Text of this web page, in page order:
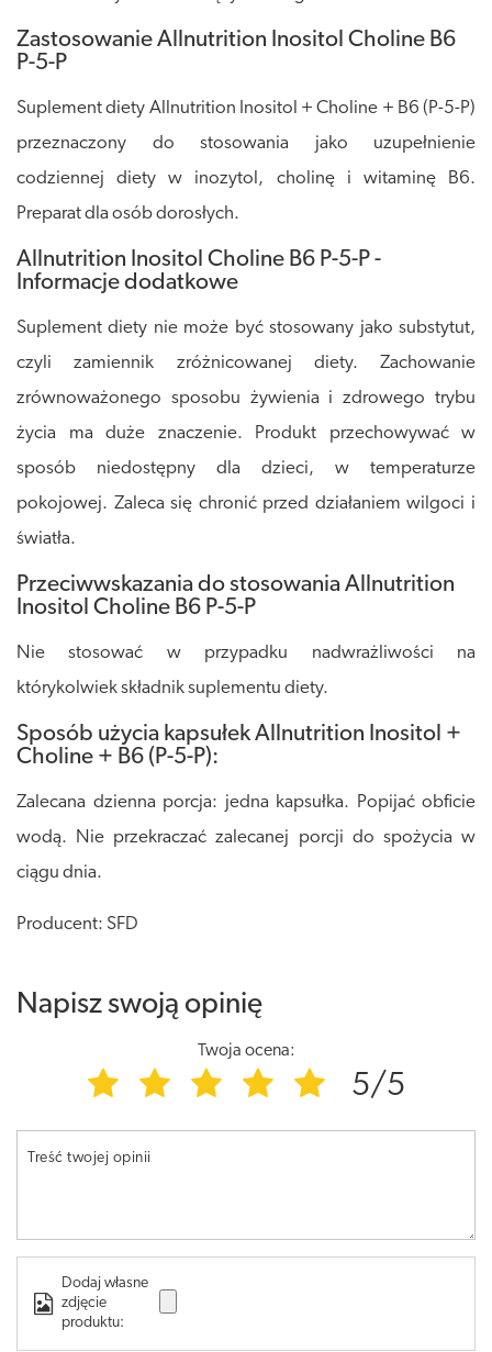
Zastosowanie Allnutrition Inositol Choline B6
P-5-P
Suplement diety Allnutrition Inositol + Choline + B6 (P-5-P)
przeznaczony do stosowania jako uzupełnienie
codziennej diety w inozytol, cholinę i witaminę B6.
Preparat dla osób dorosłych.
Allnutrition Inositol Choline B6 P-5-P -
Informacje dodatkowe
Suplement diety nie może być stosowany jako substytut,
czyli zamiennik zróżnicowanej diety. Zachowanie
zrównoważonego sposobu żywienia i zdrowego trybu
życia ma duże znaczenie. Produkt przechowywać w
sposób niedostępny dla dzieci, w temperaturze
pokojowej. Zaleca się chronić przed działaniem wilgoci i
światła.
Przeciwwskazania do stosowania Allnutrition
Inositol Choline B6 P-5-P
Nie stosować w przypadku nadwrażliwości na
którykolwiek składnik suplementu diety.
Sposób użycia kapsułek Allnutrition Inositol +
Choline + B6 (P-5-P):
Zalecana dzienna porcja: jedna kapsułka. Popijać obficie
wodą. Nie przekraczać zalecanej porcji do spożycia w
ciągu dnia.
Producent: SFD
Napisz swoją opinię
Twoja ocena:
5/5
Treść twojej opinii
Dodaj własne
zdjęcie
produktu: